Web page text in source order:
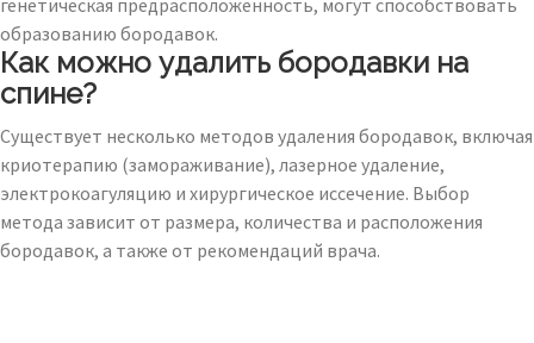
генетическая предрасположенность, могут способствовать
образованию бородавок.
Как можно удалить бородавки на
спине?
Существует несколько методов удаления бородавок, включая
криотерапию (замораживание), лазерное удаление,
электрокоагуляцию и хирургическое иссечение. Выбор
метода зависит от размера, количества и расположения
бородавок, а также от рекомендаций врача.